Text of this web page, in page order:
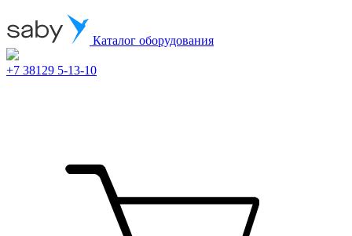
Каталог оборудования
+7 38129 5-13-10